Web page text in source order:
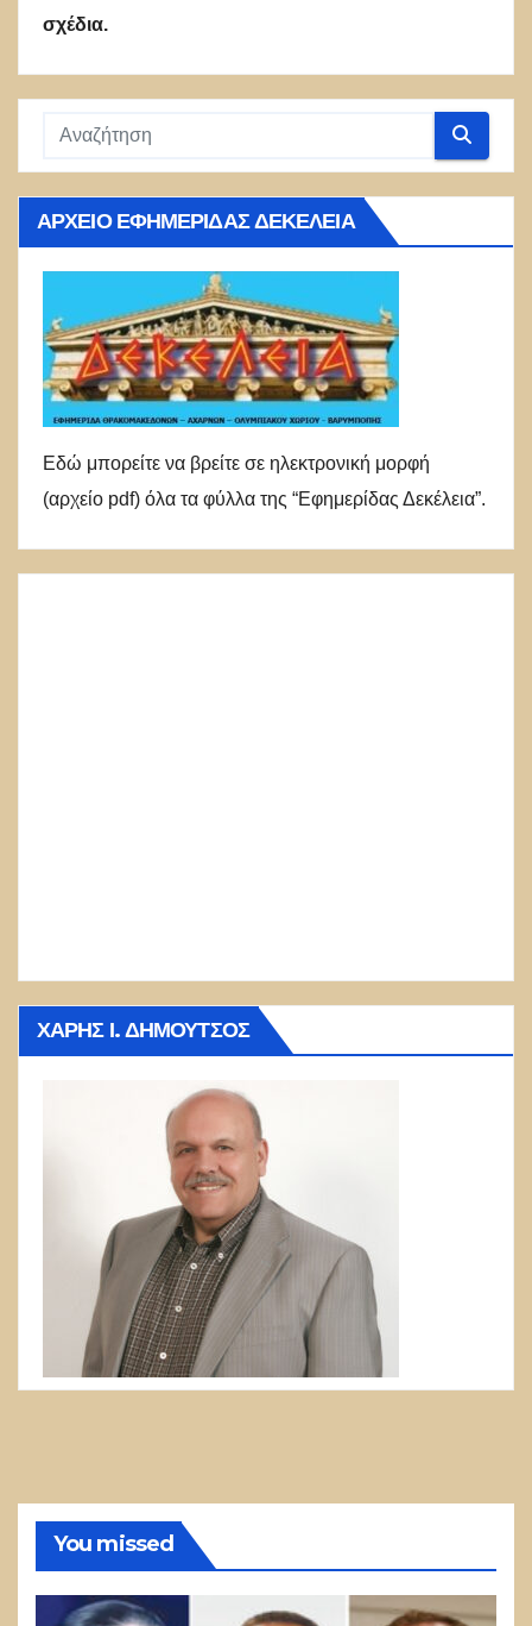
σχέδια.
ΑΡΧΕΊΟ ΕΦΗΜΕΡΊΔΑΣ ΔΕΚΈΛΕΙΑ
Εδώ μπορείτε να βρείτε σε ηλεκτρονική μορφή
(αρχείο pdf) όλα τα φύλλα της “Εφημερίδας Δεκέλεια”.
ΧΆΡΗΣ Ι. ΔΗΜΟΎΤΣΟΣ
You missed